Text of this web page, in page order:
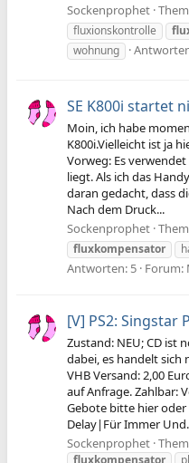
Sockenprophet
fluxionskontrolle
wohnung
SE K800i startet
Moin, ich habe
K800i.Vielleicht ist ja
Vorweg: Es
liegt. Als ich das
daran gedacht, dass
Nach dem Druck...
Sockenprophet
fluxkompensator
Antworten: 5 Forum:
[V] PS2: Singstar
Zustand: NEU; CD ist
dabei, es handelt sich
VHB Versand: 2,00
auf Anfrage. Zahlbar:
Gebote bitte hier
Delay|Für Immer
Sockenprophet
fluxkompensator